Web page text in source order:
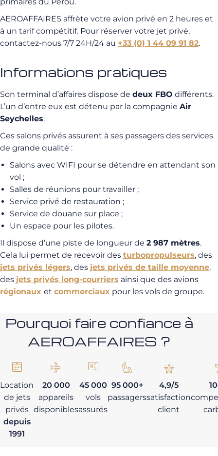
AEROAFFAIRES affrète votre avion privé en 2 heures et
à un tarif compétitif. Pour réserver votre jet privé,
contactez-nous 7/7 24H/24 au +33 (0) 1 44 09 91 82.
Informations pratiques
Son terminal d’affaires dispose de deux FBO différents.
L’un d’entre eux est détenu par la compagnie Air
Seychelles.
Ces salons privés assurent à ses passagers des services
de grande qualité :
Salons avec WIFI pour se détendre en attendant son
vol ;
Salles de réunions pour travailler ;
Service privé de restauration ;
Service de douane sur place ;
Un espace pour les pilotes.
Il dispose d’une piste de longueur de 2 987 mètres.
Cela lui permet de recevoir des turbopropulseurs, des
jets privés légers, des jets privés de taille moyenne,
des jets privés long-courriers ainsi que des avions
régionaux et commerciaux pour les vols de groupe.
Pourquoi faire confiance à
AEROAFFAIRES ?
Location
de jets
privés
depuis
1991
20 000
appareils
disponibles
45 000
vols
assurés
95 000+
passagers
4,9/5
satisfaction
client